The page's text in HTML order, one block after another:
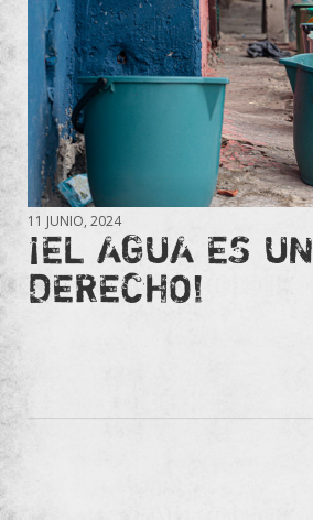
11 JUNIO, 2024
¡EL AGUA ES UN
DERECHO!